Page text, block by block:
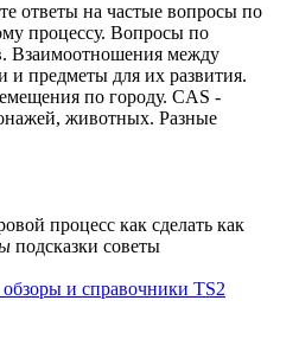
ответы на частые вопросы по
процессу. Вопросы по
Взаимоотношения между
предметы для их развития.
по городу. CAS -
животных. Разные
процесс как сделать как
подсказки советы
обзоры и справочники TS2